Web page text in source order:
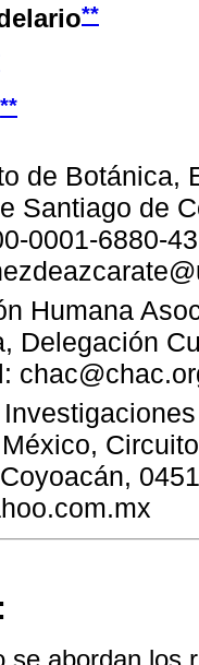
**
**
de Botánica,
Santiago de
0001-6880-
Humana
Delegación
se abordan los